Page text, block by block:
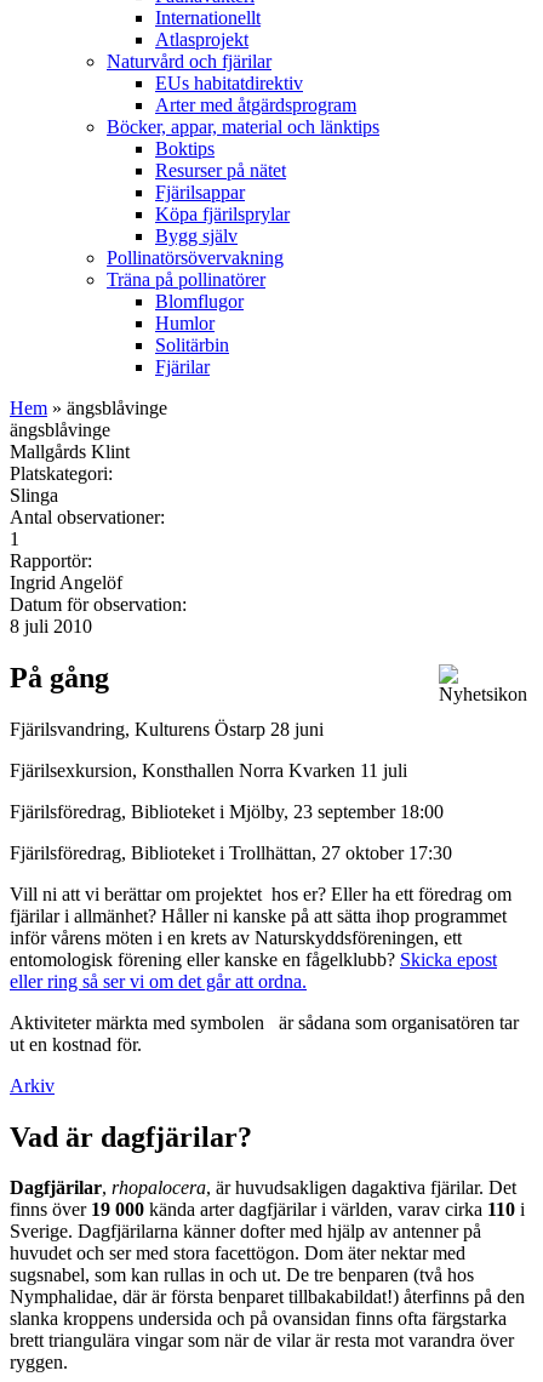
Internationellt
Atlasprojekt
Naturvård och fjärilar
EUs habitatdirektiv
Arter med åtgärdsprogram
Böcker, appar, material och länktips
Boktips
Resurser på nätet
Fjärilsappar
Köpa fjärilsprylar
Bygg själv
Pollinatörsövervakning
Träna på pollinatörer
Blomflugor
Humlor
Solitärbin
Fjärilar
Hem » ängsblåvinge
ängsblåvinge
Mallgårds Klint
Platskategori:
Slinga
Antal observationer:
1
Rapportör:
Ingrid Angelöf
Datum för observation:
8 juli 2010
På gång
Fjärilsvandring, Kulturens Östarp 28 juni
Fjärilsexkursion, Konsthallen Norra Kvarken 11 juli
Fjärilsföredrag, Biblioteket i Mjölby, 23 september 18:00
Fjärilsföredrag, Biblioteket i Trollhättan, 27 oktober 17:30
Vill ni att vi berättar om projektet hos er? Eller ha ett föredrag om
fjärilar i allmänhet? Håller ni kanske på att sätta ihop programmet
inför vårens möten i en krets av Naturskyddsföreningen, ett
entomologisk förening eller kanske en fågelklubb? Skicka epost
eller ring så ser vi om det går att ordna.
Aktiviteter märkta med symbolen
är sådana som organisatören tar
ut en kostnad för.
Arkiv
Vad är dagfjärilar?
Dagfjärilar, rhopalocera, är huvudsakligen dagaktiva fjärilar. Det
finns över 19 000 kända arter dagfjärilar i världen, varav cirka 110 i
Sverige. Dagfjärilarna känner dofter med hjälp av antenner på
huvudet och ser med stora facettögon. Dom äter nektar med
sugsnabel, som kan rullas in och ut. De tre benparen (två hos
Nymphalidae, där är första benparet tillbakabildat!) återfinns på den
slanka kroppens undersida och på ovansidan finns ofta färgstarka
brett triangulära vingar som när de vilar är resta mot varandra över
ryggen.